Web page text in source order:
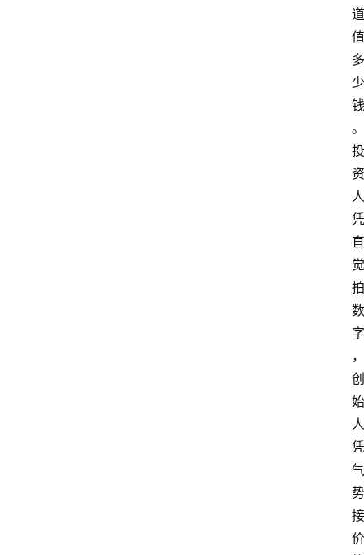
道
值
多
少
钱
。
投
资
人
凭
直
觉
拍
数
字
，
创
始
人
凭
气
势
接
价